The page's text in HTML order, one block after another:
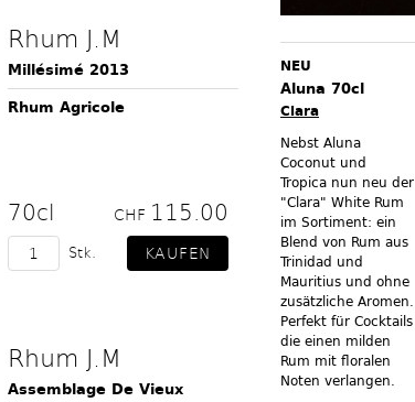
Rhum J.M
Millésimé 2013
Rhum Agricole
70cl CHF 115.00
Stk.
Rhum J.M
Assemblage De Vieux
NEU
Aluna 70cl
Clara
Nebst Aluna
Coconut und
Tropica nun neu der
"Clara" White Rum
im Sortiment: ein
Blend von Rum aus
Trinidad und
Mauritius und ohne
zusätzliche Aromen.
Perfekt für Cocktails
die einen milden
Rum mit floralen
Noten verlangen.